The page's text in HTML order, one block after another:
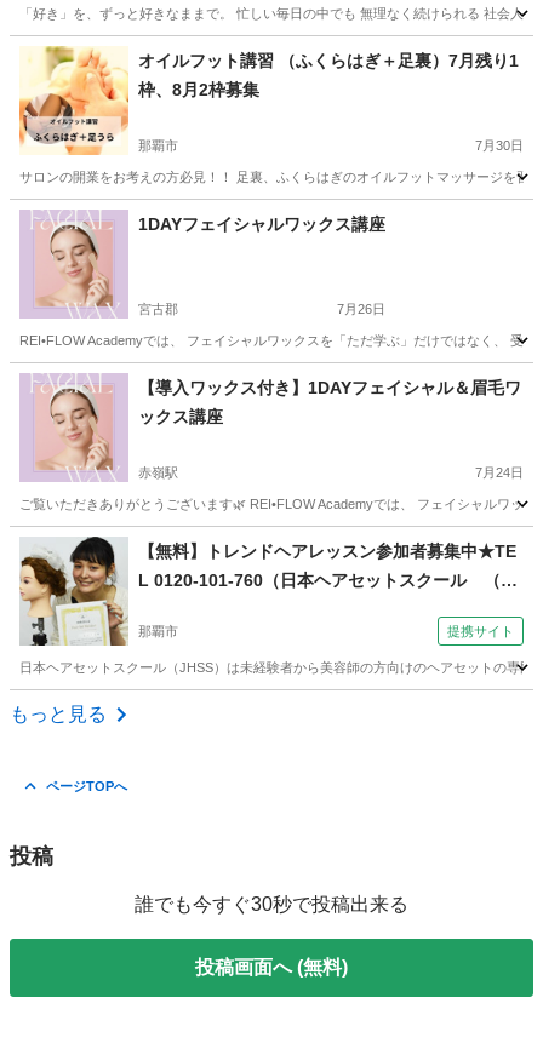
「好き」を、ずっと好きなままで。 忙しい毎日の中でも 無理なく続けられる 社会
沖縄 中頭郡 浦添前田駅 ネイル 社会人
オイルフット講習 （ふくらはぎ＋足裏）7月残り1
枠、8月2枠募集
那覇市 7月30日
サロンの開業をお考えの方必見！！ 足裏、ふくらはぎのオイルフットマッサージを
沖縄 那覇市 フットマッサージ ふくらはぎ
1DAYフェイシャルワックス講座
宮古郡 7月26日
REI•FLOW Academyでは、 フェイシャルワックスを「ただ学ぶ」だけではなく、 受
沖縄 宮古郡 その他 フェイシャル
【導入ワックス付き】1DAYフェイシャル＆眉毛ワ
ックス講座
赤嶺駅 7月24日
ご覧いただきありがとうございます🌿 REI•FLOW Academyでは、 フェイシャルワッ
沖縄 那覇市 赤嶺駅 スキンケア
【無料】トレンドヘアレッスン参加者募集中★TE
L 0120-101-760（日本ヘアセットスクール （Ja
ながら学べる♪）
那覇市 提携サイト
日本ヘアセットスクール（JHSS）は未経験者から美容師の方向けのヘアセットの専
沖縄 那覇市
もっと見る
ページTOPへ
投稿
誰でも今すぐ30秒で投稿出来る
投稿画面へ (無料)